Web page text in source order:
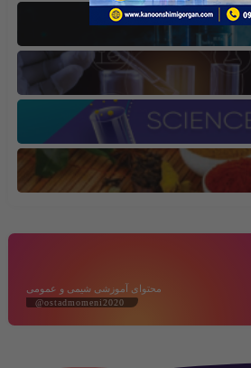
محتوای آموزشی شیمی و عمومی
@ostadmomeni2020